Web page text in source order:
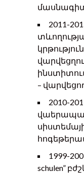
2011-
–
2010-
1999-
schulen”